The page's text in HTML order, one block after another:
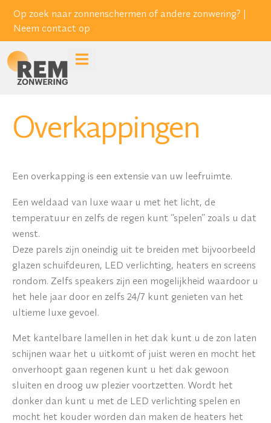
Op zoek naar zonnenschermen of andere zonwering? |
Neem contact op
Overkappingen
Een overkapping is een extensie van uw leefruimte.
Een weldaad van luxe waar u met het licht, de
temperatuur en zelfs de regen kunt “spelen” zoals u dat
wenst.
Deze parels zijn oneindig uit te breiden met bijvoorbeeld
glazen schuifdeuren, LED verlichting, heaters en screens
rondom. Zelfs speakers zijn een mogelijkheid waardoor u
het hele jaar door en zelfs 24/7 kunt genieten van het
ultieme luxe gevoel.
Met kantelbare lamellen in het dak kunt u de zon laten
schijnen waar het u uitkomt of juist weren en mocht het
onverhoopt gaan regenen kunt u het dak gewoon
sluiten en droog uw plezier voortzetten. Wordt het
donker dan kunt u met de LED verlichting spelen en
mocht het kouder worden dan maken de heaters het